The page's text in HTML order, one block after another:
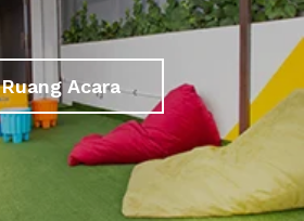
Ruang Acara